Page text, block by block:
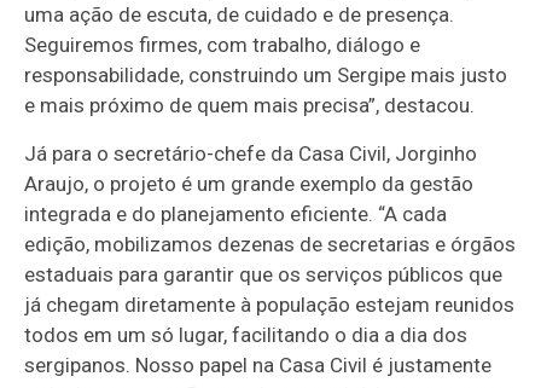
uma ação de escuta, de cuidado e de presença.
Seguiremos firmes, com trabalho, diálogo e
responsabilidade, construindo um Sergipe mais justo
e mais próximo de quem mais precisa”, destacou.
Já para o secretário-chefe da Casa Civil, Jorginho
Araujo, o projeto é um grande exemplo da gestão
integrada e do planejamento eficiente. “A cada
edição, mobilizamos dezenas de secretarias e órgãos
estaduais para garantir que os serviços públicos que
já chegam diretamente à população estejam reunidos
todos em um só lugar, facilitando o dia a dia dos
sergipanos. Nosso papel na Casa Civil é justamente